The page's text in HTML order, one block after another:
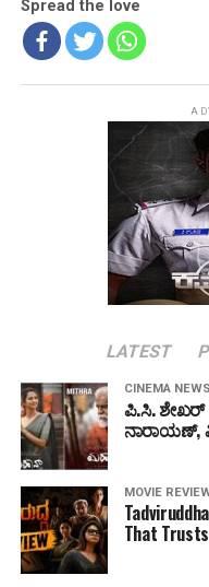
Spread the love
LATEST
CINEMA NEWS
ಪಿ.ಸಿ. ಶೇಖರ್
ನಾರಾಯಣ್,
MOVIE
That